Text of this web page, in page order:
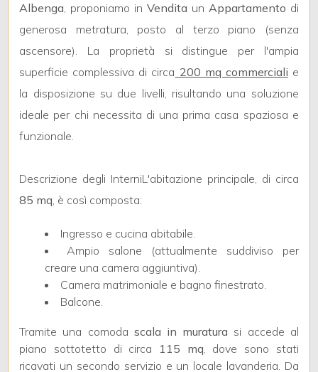
Albenga, proponiamo in Vendita un Appartamento di
generosa metratura, posto al terzo piano (senza
ascensore). La proprietà si distingue per l'ampia
superficie complessiva di circa 200 mq commerciali e
la disposizione su due livelli, risultando una soluzione
ideale per chi necessita di una prima casa spaziosa e
funzionale.
Descrizione degli InterniL'abitazione principale, di circa
85 mq, è così composta:
Ingresso e cucina abitabile.
Ampio salone (attualmente suddiviso per
creare una camera aggiuntiva).
Camera matrimoniale e bagno finestrato.
Balcone.
Tramite una comoda scala in muratura si accede al
piano sottotetto di circa 115 mq, dove sono stati
ricavati un secondo servizio e un locale lavanderia. Da
Locali
minimi
Qualsiasi
1
3